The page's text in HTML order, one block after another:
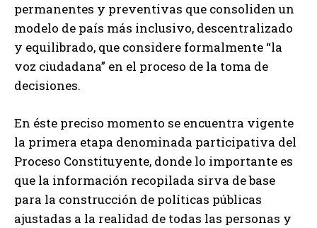
permanentes y preventivas que consoliden un
modelo de país más inclusivo, descentralizado
y equilibrado, que considere formalmente “la
voz ciudadana” en el proceso de la toma de
decisiones.
En éste preciso momento se encuentra vigente
la primera etapa denominada participativa del
Proceso Constituyente, donde lo importante es
que la información recopilada sirva de base
para la construcción de políticas públicas
ajustadas a la realidad de todas las personas y